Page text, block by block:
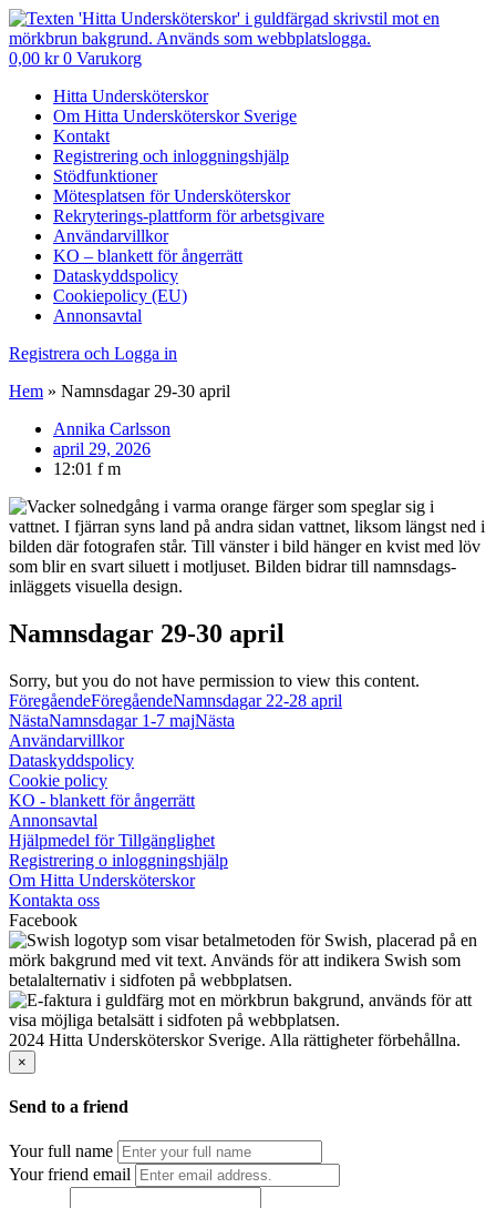
0,00 kr 0 Varukorg
Hitta Undersköterskor
Om Hitta Undersköterskor Sverige
Kontakt
Registrering och inloggningshjälp
Stödfunktioner
Mötesplatsen för Undersköterskor
Rekryterings-plattform för arbetsgivare
Användarvillkor
KO – blankett för ångerrätt
Dataskyddspolicy
Cookiepolicy (EU)
Annonsavtal
Registrera och Logga in
Hem » Namnsdagar 29-30 april
Annika Carlsson
april 29, 2026
12:01 f m
Namnsdagar 29-30 april
Sorry, but you do not have permission to view this content.
FöregåendeFöregåendeNamnsdagar 22-28 april
NästaNamnsdagar 1-7 majNästa
Användarvillkor
Dataskyddspolicy
Cookie policy
KO - blankett för ångerrätt
Annonsavtal
Hjälpmedel för Tillgänglighet
Registrering o inloggningshjälp
Om Hitta Undersköterskor
Kontakta oss
Facebook
2024 Hitta Undersköterskor Sverige. Alla rättigheter förbehållna.
×
Send to a friend
Your full name
Your friend email